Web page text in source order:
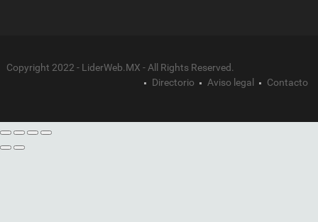
Copyright 2022 - LiderWeb.MX - All Rights Reserved.
Directorio
Aviso legal Contacto